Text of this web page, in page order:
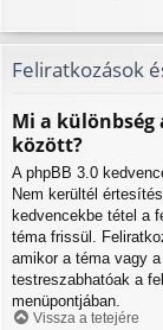
Feliratkozások
Mi a különbség
között?
A phpBB 3.0
Nem kerültél
kedvencekbe tétel a
téma frissül.
amikor a téma vagy
testreszabhatóak a
menüpontjában.
Vissza a tetejére